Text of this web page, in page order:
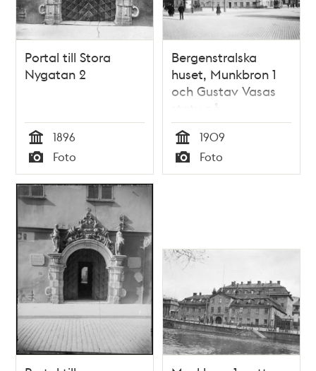
Portal till Stora
Nygatan 2
Tid
1896
Typ
Foto
Bergenstralska
huset, Munkbron 1
och Gustav Vasas
staty på
Riddarhustorget.
Lilla Nygatan till
höger
Tid
1909
Typ
Foto